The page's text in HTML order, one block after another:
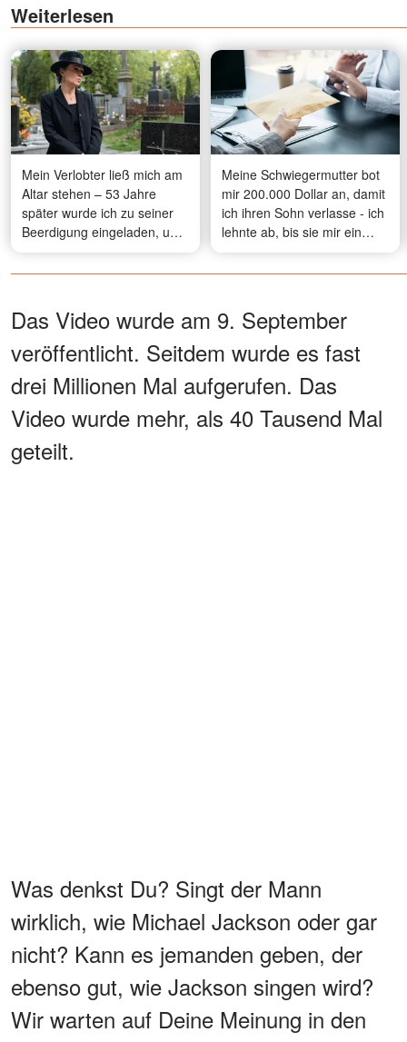
Weiterlesen
Mein Verlobter ließ mich am
Altar stehen – 53 Jahre
später wurde ich zu seiner
Beerdigung eingeladen, und
seine Schwester nahm mich
beiseite und fragte: „Du
dir verborgen hatte?"
Meine Schwiegermutter bot
mir 200.000 Dollar an, damit
ich ihren Sohn verlasse - ich
lehnte ab, bis sie mir ein
Foto schickte, das alles
veränderte
Das Video wurde am 9. September
veröffentlicht. Seitdem wurde es fast
drei Millionen Mal aufgerufen. Das
Video wurde mehr, als 40 Tausend Mal
geteilt.
Was denkst Du? Singt der Mann
wirklich, wie Michael Jackson oder gar
nicht? Kann es jemanden geben, der
ebenso gut, wie Jackson singen wird?
Wir warten auf Deine Meinung in den